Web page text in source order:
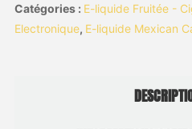
Catégories : E-liquide Fruitée -
Electronique, E-liquide Mexican